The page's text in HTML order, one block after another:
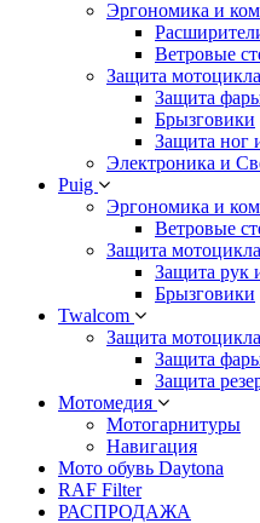
Эргономика и
Ветровые
Защита мотоцикла
Защита
Брызговики
Защита ног
Электроника и
Puig
Эргономика и
Ветровые
Защита мотоцикла
Защита рук
Брызговики
Twalcom
Защита мотоцикла
Защита
Защита
Мотомедия
Мотогарнитуры
Навигация
Мото обувь Daytona
RAF Filter
РАСПРОДАЖА